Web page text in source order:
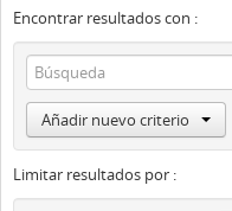
Encontrar resultados con :
Añadir nuevo criterio
Limitar resultados por :